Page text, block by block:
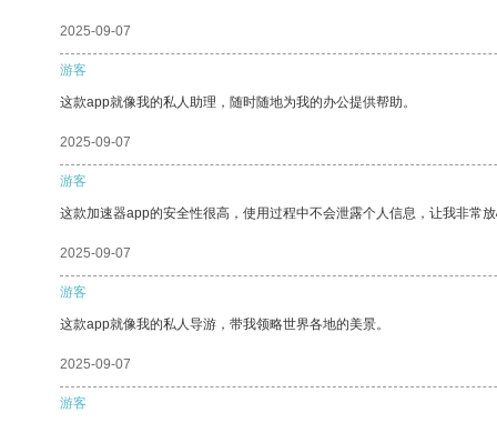
2025-09-07
游客
这款app就像我的私人助理，随时随地为我的办公提供帮助。
2025-09-07
游客
这款加速器app的安全性很高，使用过程中不会泄露个人信息，让我非常
2025-09-07
游客
这款app就像我的私人导游，带我领略世界各地的美景。
2025-09-07
游客